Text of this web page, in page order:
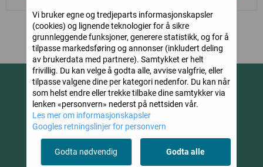
Papiria
© 2026 Papiria - Powered by
Vi bruker egne og tredjeparts informasjonskapsler
(cookies) og lignende teknologier for å sikre
grunnleggende funksjoner, generere statistikk, og for å
tilpasse markedsføring og annonser (inkludert deling
av brukerdata med partnere). Samtykket er helt
frivillig. Du kan velge å godta alle, avvise valgfrie, eller
tilpasse valgene dine per kategori nedenfor. Du kan når
som helst endre eller trekke tilbake dine samtykker via
lenken «personvern» nederst på nettsiden vår.
Les mer om informasjonskapsler
Googles retningslinjer for personvern
Godta nødvendig Godta alle